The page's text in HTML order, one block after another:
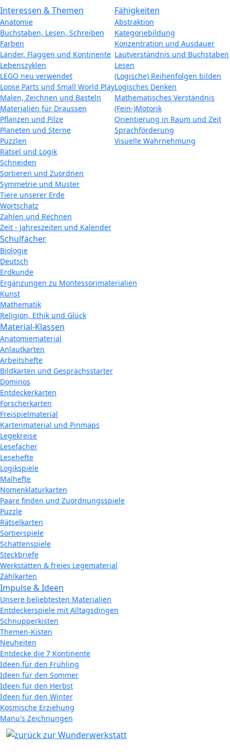
Interessen & Themen
Anatomie
Buchstaben, Lesen, Schreiben
Farben
Länder, Flaggen und Kontinente
Lebenszyklen
LEGO neu verwendet
Loose Parts und Small World Play
Malen, Zeichnen und Basteln
Materialien für Draussen
Pflanzen und Pilze
Planeten und Sterne
Puzzlen
Rätsel und Logik
Schneiden
Sortieren und Zuordnen
Symmetrie und Muster
Tiere unserer Erde
Wortschatz
Zahlen und Rechnen
Zeit - Jahreszeiten und Kalender
Fähigkeiten
Abstraktion
Kategoriebildung
Konzentration und Ausdauer
Lautverständnis und Buchstaben
Lesen
(Logische) Reihenfolgen bilden
Logisches Denken
Mathematisches Verständnis
(Fein-)Motorik
Orientierung in Raum und Zeit
Sprachförderung
Visuelle Wahrnehmung
Schulfächer
Biologie
Deutsch
Erdkunde
Ergänzungen zu Montessorimaterialien
Kunst
Mathematik
Religion, Ethik und Glück
Material-Klassen
Anatomiematerial
Anlautkarten
Arbeitshefte
Bildkarten und Gesprächsstarter
Dominos
Entdeckerkarten
Forscherkarten
Freispielmaterial
Kartenmaterial und Pinmaps
Legekreise
Lesefächer
Lesehefte
Logikspiele
Malhefte
Nomenklaturkarten
Paare finden und Zuordnungsspiele
Puzzle
Rätselkarten
Sortierspiele
Schattenspiele
Steckbriefe
Werkstätten & freies Legematerial
Zählkarten
Impulse & Ideen
Unsere beliebtesten Materialien
Entdeckerspiele mit Alltagsdingen
Schnupperkisten
Themen-Kisten
Neuheiten
Entdecke die 7 Kontinente
Ideen für den Frühling
Ideen für den Sommer
Ideen für den Herbst
Ideen für den Winter
Kosmische Erziehung
Manu's Zeichnungen